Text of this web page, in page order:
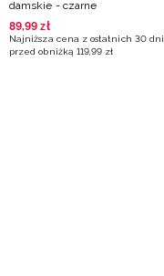
damskie - czarne
89,99 zł
Najniższa cena z ostatnich 30 dni
przed obniżką 119,99 zł